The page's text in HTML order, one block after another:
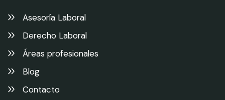
Asesoría Laboral
Derecho Laboral
Áreas profesionales
Blog
Contacto